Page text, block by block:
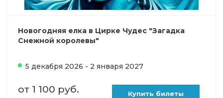
Новогодняя елка в Цирке Чудес "Загадка
Снежной королевы"
5 декабря 2026 - 2 января 2027
от 1 100 руб. Купить билеты